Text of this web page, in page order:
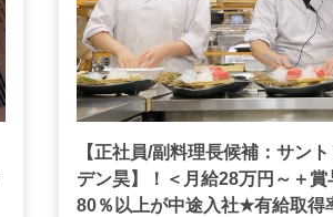
【正社員/副料理長候補：サン
デン昊】！＜月給28万円～＋
80％以上が中途入社★有給取得